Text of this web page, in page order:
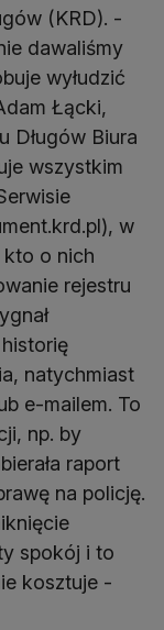
(KRD). -
dawaliśmy
wyłudzić
Łącki,
Długów Biura
wszystkim
w
o nich
rejestru
natychmiast
e-mailem. To
np. by
raport
na policję.
spokój i to
kosztuje -